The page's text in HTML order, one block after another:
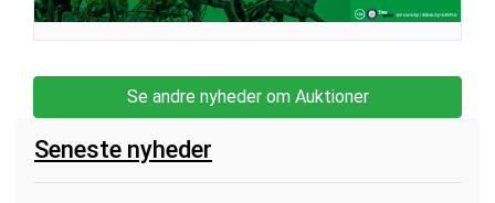
Se andre nyheder om Auktioner
Seneste nyheder